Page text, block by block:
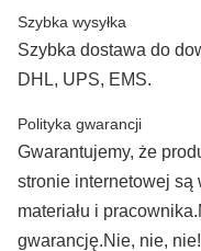
Szybka wysyłka
Szybka dostawa do
DHL, UPS, EMS.
Polityka gwarancji
Gwarantujemy, że
stronie internetowej są
materiału i
gwarancję.Nie, nie, nie!